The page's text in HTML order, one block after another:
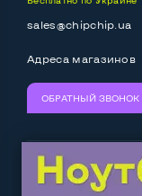
sales@chipchip.ua
Адреса магазинов
ОБРАТНЫЙ ЗВОНОК
Мы принимаем: